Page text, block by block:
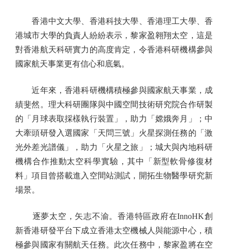
香港中文大學、香港科技大學、香港理工大學、香
港城市大學的負責人紛紛表示，黎家盈翱翔太空，這是
對香港航天科研實力的高度肯定，令香港科研機構參與
國家航天事業更有信心和底氣。
近年來，香港科研機構積極參與國家航天事業，成
績斐然。理大科研團隊與中國空間技術研究院合作研製
的「月球表取採樣執行裝置」，助力「嫦娥奔月」；中
大牽頭研發入選國家「天問三號」火星探測任務的「激
光外差光譜儀」，助力「火星之旅」；城大與內地科研
機構合作推動太空科學實驗，其中「新型軟骨修復材
料」項目曾搭載進入空間站測試，開拓生物醫學研究新
場景。
逐夢太空，矢志不渝。香港特區政府在InnoHK創
新香港研發平台下成立香港太空機械人與能源中心，積
極參與國家有關航天任務。此次任務中，黎家盈將在空